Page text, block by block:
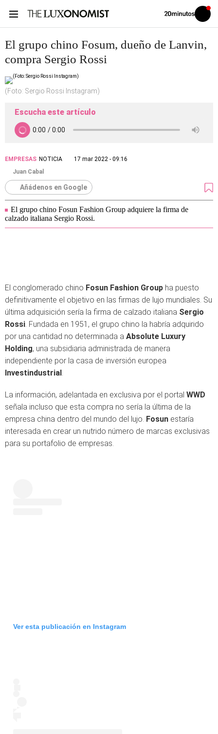
Volver
Iniciar
sesión
El grupo chino Fosum, dueño de Lanvin,
compra Sergio Rossi
(Foto: Sergio Rossi Instagram)
Escucha este artículo
EMPRESAS NOTICIA
17 mar 2022 - 09:16
Juan Cabal
Añádenos en Google
El grupo chino Fosun Fashion Group adquiere la firma de
calzado italiana Sergio Rossi.
El conglomerado chino Fosun Fashion Group ha puesto
definitivamente el objetivo en las firmas de lujo mundiales. Su
última adquisición sería la firma de calzado italiana Sergio
Rossi. Fundada en 1951, el grupo chino la habría adquirido
por una cantidad no determinada a Absolute Luxury
Holding, una subsidiaria administrada de manera
independiente por la casa de inversión europea
Investindustrial.
La información, adelantada en exclusiva por el portal WWD
señala incluso que esta compra no sería la última de la
empresa china dentro del mundo del lujo. Fosun estaría
interesada en crear un nutrido número de marcas exclusivas
para su portafolio de empresas.
Ver esta publicación en Instagram